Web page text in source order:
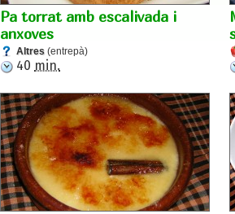
Pa torrat amb escalivada i
anxoves
Altres (entrepà)
40 min.